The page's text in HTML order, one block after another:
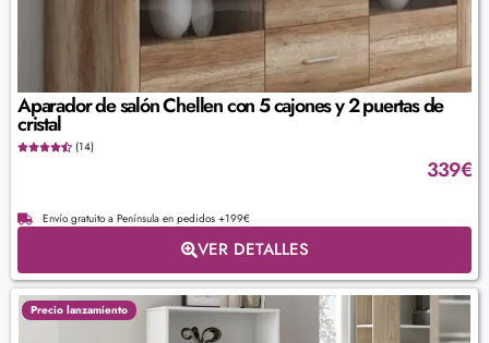
Aparador de salón Chellen con 5 cajones y 2 puertas de
cristal
(14)
339€
Envío gratuito a Península en pedidos +199€
VER DETALLES
Precio lanzamiento